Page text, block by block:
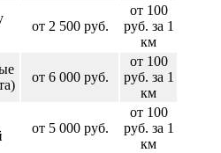
от 2 500 руб.
от 100
руб. за 1
км
от 6 000 руб.
от 100
руб. за 1
км
от 5 000 руб.
от 100
руб. за 1
км